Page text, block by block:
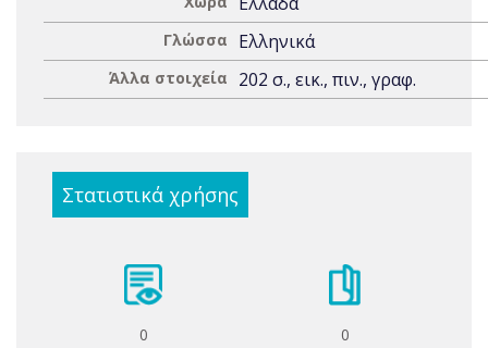
Γλώσσα Ελληνικά
Άλλα στοιχεία 202 σ., εικ., πιν., γραφ.
Στατιστικά χρήσης
0 0